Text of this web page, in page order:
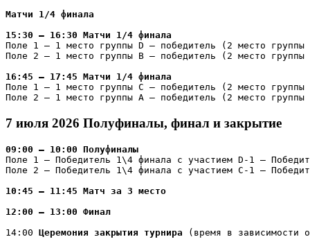
Матчи 1/4 финала
15:30 – 16:30 Матчи 1/4 финала
Поле 1 — 1 место группы D – победитель (2 место
Поле 2 — 1 место группы B – победитель (2 место
16:45 – 17:45 Матчи 1/4 финала
Поле 1 — 1 место группы C – победитель (2 место
Поле 2 — 1 место группы A – победитель (2 место
7 июля 2026 Полуфиналы, финал и закрытие
09:00 – 10:00 Полуфиналы
Поле 1 — Победитель 1\4 финала с участием D-1 –
Поле 2 — Победитель 1\4 финала с участием C-1 –
10:45 – 11:45 Матч за 3 место
12:00 – 13:00 Финал
14:00 Церемония закрытия турнира (время в зависимости